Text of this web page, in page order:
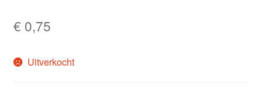
€ 0,75
Uitverkocht